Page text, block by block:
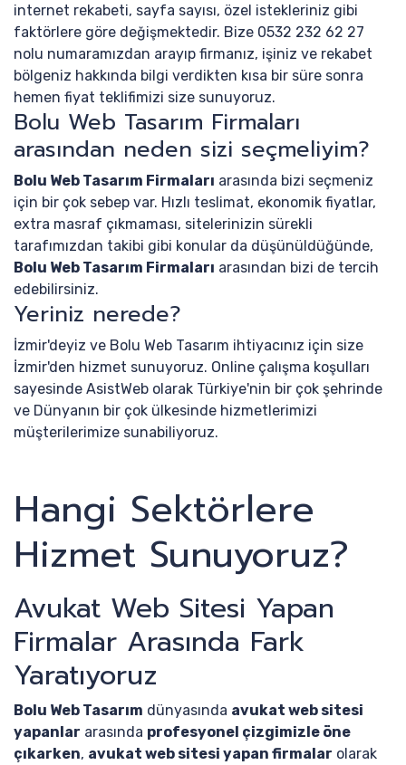
internet rekabeti, sayfa sayısı, özel istekleriniz gibi
faktörlere göre değişmektedir. Bize 0532 232 62 27
nolu numaramızdan arayıp firmanız, işiniz ve rekabet
bölgeniz hakkında bilgi verdikten kısa bir süre sonra
hemen fiyat teklifimizi size sunuyoruz.
Bolu Web Tasarım Firmaları
arasından neden sizi seçmeliyim?
Bolu Web Tasarım Firmaları arasında bizi seçmeniz
için bir çok sebep var. Hızlı teslimat, ekonomik fiyatlar,
extra masraf çıkmaması, sitelerinizin sürekli
tarafımızdan takibi gibi konular da düşünüldüğünde,
Bolu Web Tasarım Firmaları arasından bizi de tercih
edebilirsiniz.
Yeriniz nerede?
İzmir'deyiz ve Bolu Web Tasarım ihtiyacınız için size
İzmir'den hizmet sunuyoruz. Online çalışma koşulları
sayesinde AsistWeb olarak Türkiye'nin bir çok şehrinde
ve Dünyanın bir çok ülkesinde hizmetlerimizi
müşterilerimize sunabiliyoruz.
Hangi Sektörlere
Hizmet Sunuyoruz?
Avukat Web Sitesi Yapan
Firmalar Arasında Fark
Yaratıyoruz
Bolu Web Tasarım dünyasında avukat web sitesi
yapanlar arasında profesyonel çizgimizle öne
çıkarken, avukat web sitesi yapan firmalar olarak